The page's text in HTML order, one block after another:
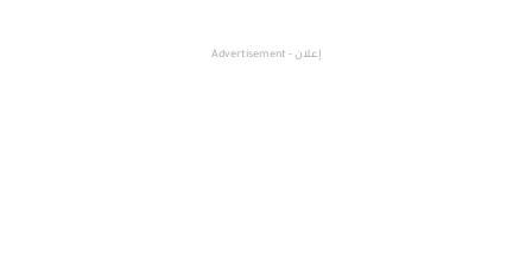
إعلان - Advertisement